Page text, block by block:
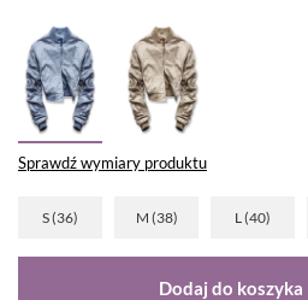
Sprawdź wymiary produktu
S (36) M (38) L (40)
Dodaj do koszyka